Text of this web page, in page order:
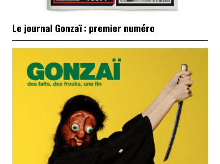
Le journal Gonzaï : premier numéro